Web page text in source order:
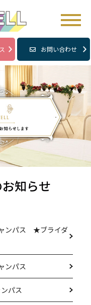
お問い合わせ
知らせ
ンパス ★ブライダ
ンパス
パス